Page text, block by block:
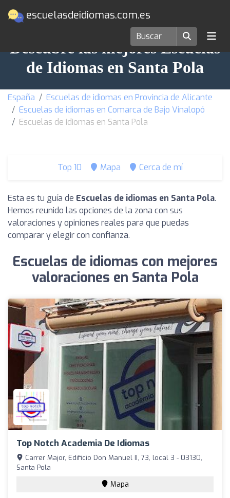
escuelasdeidiomas.com.es
Descubre las mejores Escuelas
de Idiomas en Santa Pola
España
Escuelas de idiomas en Provincia de Alicante
Escuelas de idiomas en Comarca de Bajo Vinalopó
Escuelas de idiomas en Santa Pola
Top 10 Mapa Cerca de mí
Esta es tu guía de Escuelas de idiomas en Santa Pola.
Hemos reunido las opciones de la zona con sus
valoraciones y opiniones reales para que puedas
comparar y elegir con confianza.
Escuelas de idiomas con mejores
valoraciones en Santa Pola
Top Notch Academia De Idiomas
Carrer Major, Edificio Don Manuel II, 73, local 3 - 03130,
Santa Pola
Mapa